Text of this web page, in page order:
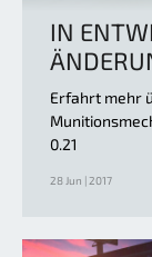
IN
Erfahrt mehr
0.21
28 Jun | 2017